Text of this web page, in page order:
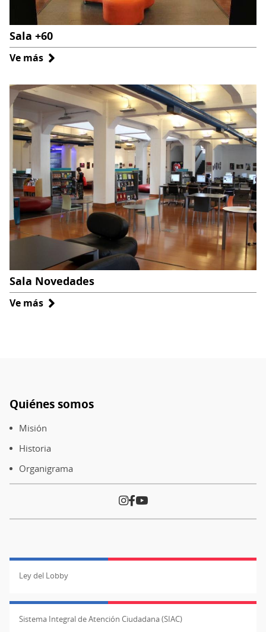
Sala +60
Ve más sobre
+60
Sala Novedades
Ve más sobre
Pie
de
página
Quiénes somos
Misión
Historia
Organigrama
Ley del Lobby
Sistema Integral de Atención Ciudadana (SIAC)